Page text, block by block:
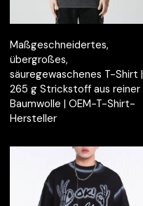
Maßgeschneidertes,
übergroßes,
säuregewaschenes T-Shirt |
265 g Strickstoff aus reiner
Baumwolle | OEM-T-Shirt-
Hersteller